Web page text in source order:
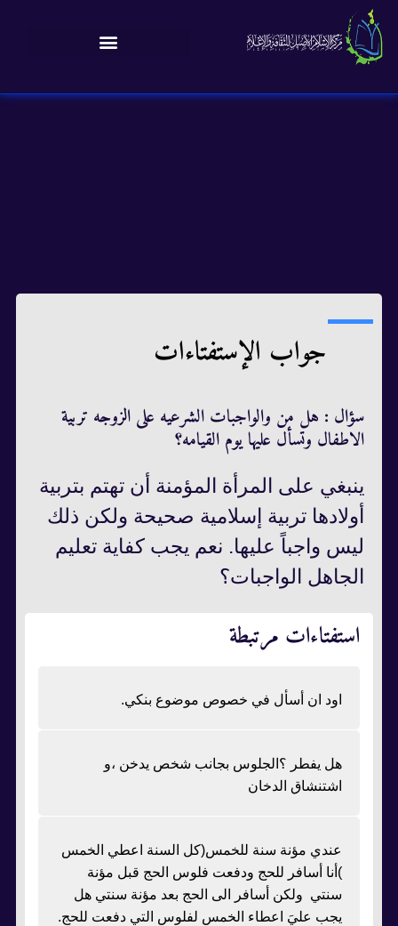
جواب الإستفتاءات
سؤال : هل من والواجبات الشرعيه على الزوجه تربية
الاطفال وتسأل عليها يوم القيامه؟
ينبغي على المرأة المؤمنة أن تهتم بتربية
أولادها تربية إسلامية صحيحة ولكن ذلك
ليس واجباً عليها. نعم يجب كفاية تعليم
الجاهل الواجبات؟
استفتاءات مرتبطة
اود ان أسأل في خصوص موضوع بنكي.
هل يفطر ؟الجلوس بجانب شخص يدخن ،و
اشتنشاق الدخان
عندي مؤنة سنة للخمس(كل السنة اعطي الخمس
)أنا أسافر للحج ودفعت فلوس الحج قبل مؤنة
سنتي ولكن أسافر الى الحج بعد مؤنة سنتي هل
يجب عليَ اعطاء الخمس لفلوس التي دفعت للحج.